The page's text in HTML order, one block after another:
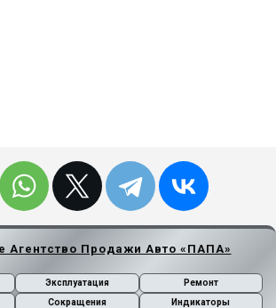
Агентство Продажи Авто «ПАПА»
Эксплуатация
Сокращения
Ремонт
Индикаторы